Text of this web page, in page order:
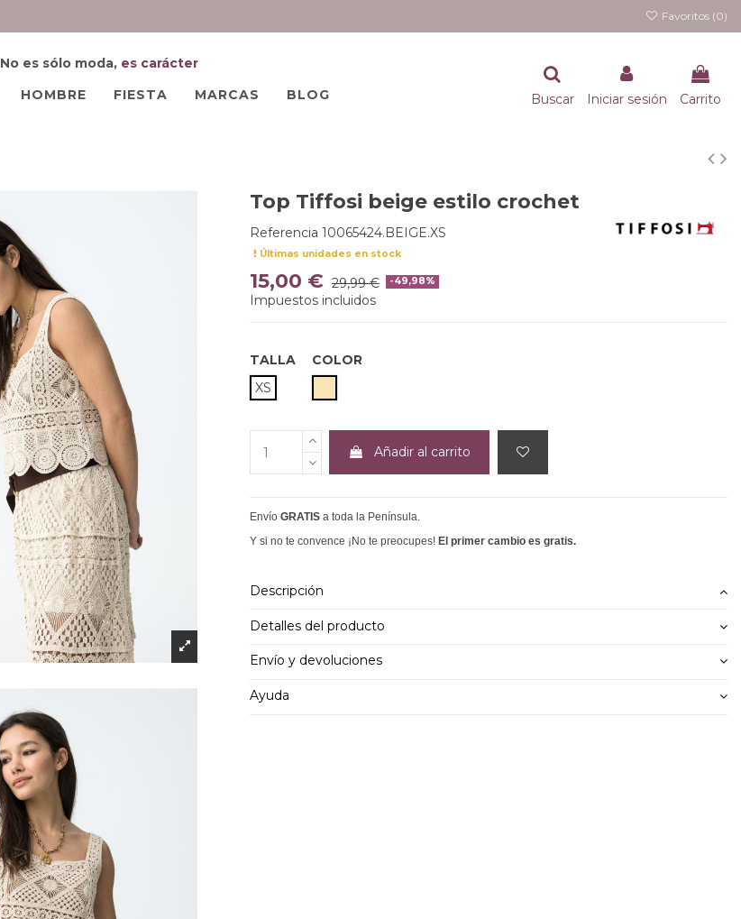
Favoritos (0)
No es sólo moda, es carácter
HOMBRE FIESTA MARCAS BLOG Buscar Iniciar sesión Carrito
Top Tiffosi beige estilo crochet
Referencia 10065424.BEIGE.XS
Últimas unidades en stock
15,00 € 29,99 € -49,98%
Impuestos incluidos
TALLA
XS
COLOR
Añadir al carrito
Envío GRATIS a toda la Península.
Y si no te convence ¡No te preocupes! El primer cambio es gratis.
Descripción
Detalles del producto
Envío y devoluciones
Ayuda